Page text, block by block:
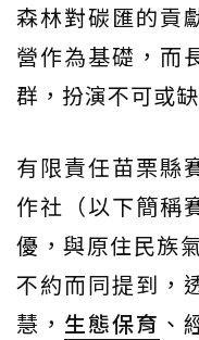
森林對碳匯的貢
營作為基礎，而
群，扮演不可或
有限責任苗栗縣
作社（以下簡稱
優，與原住民族
不約而同提到，
慧， 生態保育 、